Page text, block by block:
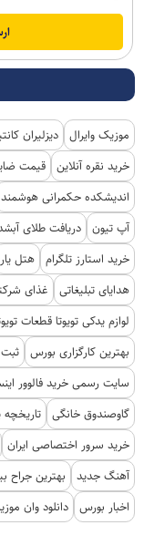
موزیک وایرال دیزلیران
خرید نقره آنلاین قیمت
اندیشکده حکمرانی هوشمند
آپ تیون دریافت طلای
خرید استارز تلگرام هتل یار
هدایای تبلیغاتی
غذای
لوازم یدکی تویوتا قطعات
بهترین کارگزاری بورس
سایت رسمی خرید فالوور
گاوصندوق خانگی
خرید سرور اختصاصی ایران
آهنگ جدید
بهترین جراح
اخبار بورس
دانلود وان